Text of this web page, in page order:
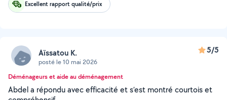
Excellent rapport qualité/prix
Aïssatou K.
posté le 10 mai 2026
5/5
Déménageurs et aide au déménagement
Abdel a répondu avec efficacité et s’est montré courtois et